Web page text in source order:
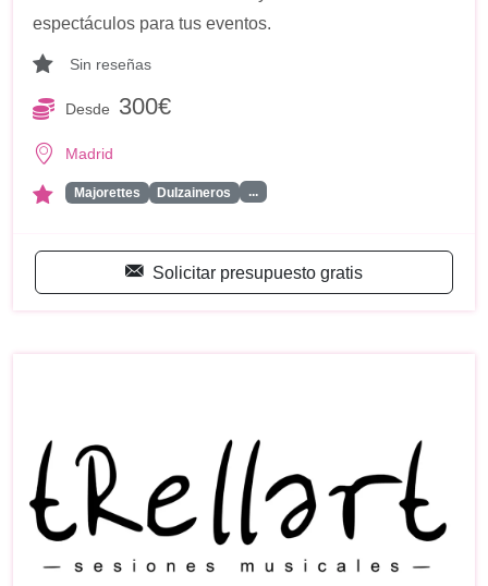
espectáculos para tus eventos.
Sin reseñas
Desde 300€
Madrid
Majorettes Dulzaineros ...
Solicitar presupuesto gratis